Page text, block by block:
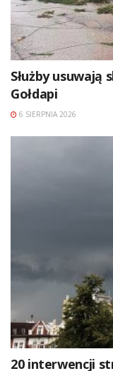
Służby usuwają
Gołdapi
6 SIERPNIA 2026
20 interwencji